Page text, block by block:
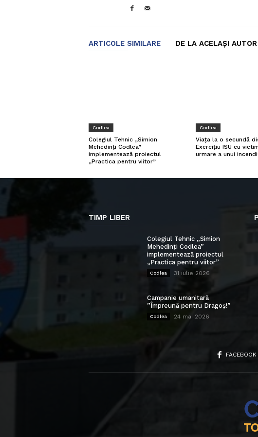
ARTICOLE SIMILARE DE LA ACELAȘI AUTOR
Codlea
Colegiul Tehnic „Simion
Mehedinți Codlea”
implementează proiectul
„Practica pentru viitor”
Codlea
Viața la o secundă
Exercițiu ISU cu
urmare a unui
TIMP LIBER
Colegiul Tehnic „Simion
Mehedinți Codlea”
implementează proiectul
„Practica pentru viitor”
Codlea 31 iulie 2026
Campanie umanitară
”Împreună pentru Dragoș!”
Codlea 24 mai 2026
FACEBOOK